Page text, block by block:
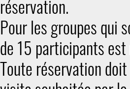
réservation.
Pour les groupes qui
de 15 participants est
Toute réservation